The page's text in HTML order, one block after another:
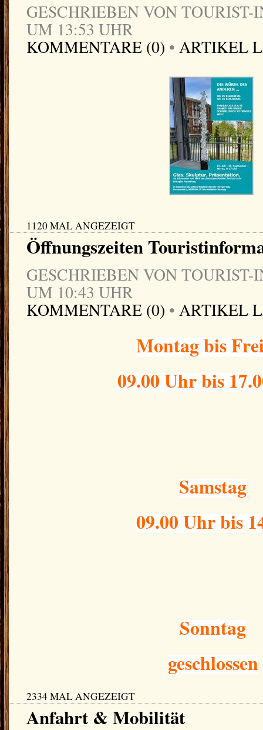
GESCHRIEBEN VON TOURIST-
UM 13:53 UHR
KOMMENTARE (0) • ARTIKEL
1120 MAL ANGEZEIGT
Öffnungszeiten
GESCHRIEBEN VON TOURIST-
UM 10:43 UHR
KOMMENTARE (0) • ARTIKEL
Montag bis
09.00 Uhr bis
Samstag
09.00 Uhr bis
Sonntag
geschlossen
2334 MAL ANGEZEIGT
Anfahrt & Mobilität